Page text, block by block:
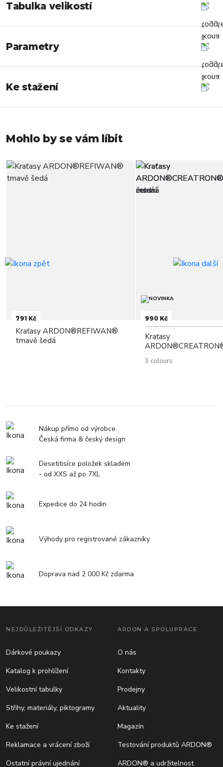
Tabulka velikostí
Parametry
Ke stažení
Mohlo by se vám líbit
791 Kč
Kraťasy ARDON®REFIWAN®
tmavě šedá
990 Kč
Kraťasy
3 colours
Nákup přímo od výrobce.
Česká firma & český design
Desetitisíce položek skladem
- od XXS až po 7XL
Expedice do 24 hodin
Výhody pro registrované zákazníky
Doprava nad 2 000 Kč zdarma
NEJDŮLEŽITĚJŠÍ ODKAZY
Dárkové poukazy
Katalog k prohlížení
Velikostní tabulky
Střihy, materiály, piktogramy
Ke stažení
Reklamace a vrácení zboží
Ostatní právní ujednání
ARDON A SPOLUPRÁCE
O nás
Kontakty
Prodejny
Aktuality
Magazín
Testování produktů ARDON®
ARDON® a udržitelnost